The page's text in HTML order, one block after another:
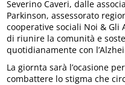
Severino Caveri, dalle
Parkinson, assessorato
cooperative sociali Noi & Gli
di riunire la comunità e
quotidianamente con
La giornta sarà l’ocasione
combattere lo stigma che